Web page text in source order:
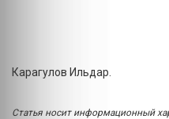
Карагулов Ильдар.
Статья носит информационный